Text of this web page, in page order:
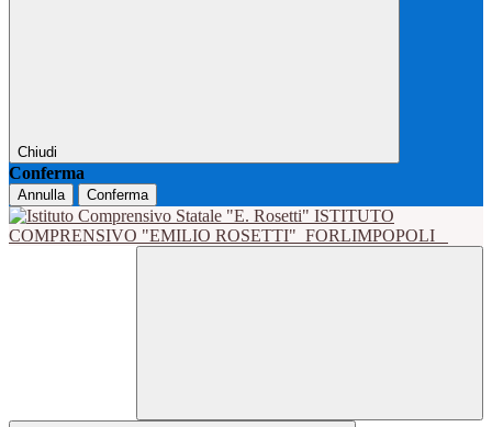
Chiudi
Conferma
Annulla Conferma
ISTITUTO
COMPRENSIVO "EMILIO ROSETTI" FORLIMPOPOLI